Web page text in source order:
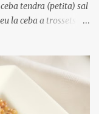
tendra (petita) sal
la ceba a trossets i
les olives a
poseu els cigrons,
les tomates,
tonyina esmicolada.